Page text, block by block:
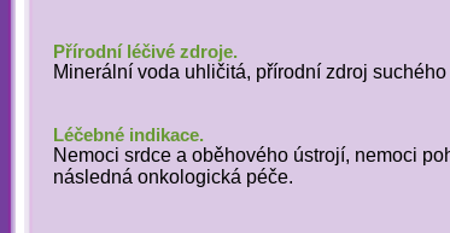
Přírodní léčivé zdroje.
Minerální voda uhličitá, přírodní zdroj
Léčebné indikace.
Nemoci srdce a oběhového ústrojí, nemoci
následná onkologická péče.